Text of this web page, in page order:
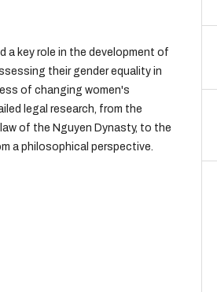
a key role in the development of
their gender equality in
of changing women's
legal research, from the
of the Nguyen Dynasty, to the
a philosophical perspective.